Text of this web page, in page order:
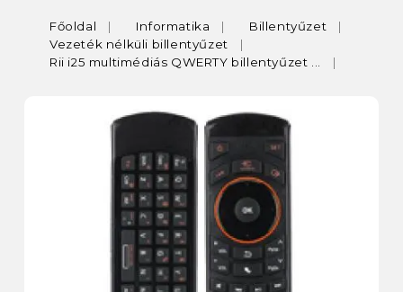
Főoldal Informatika
Billentyűzet
Vezeték nélküli billentyűzet
Rii i25 multimédiás QWERTY billentyűzet ...